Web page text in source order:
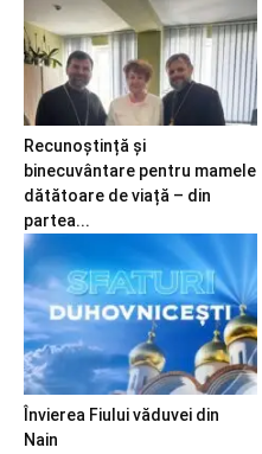
Recunoștință și
binecuvântare pentru mamele
dătătoare de viață – din
partea...
Învierea Fiului văduvei din
Nain